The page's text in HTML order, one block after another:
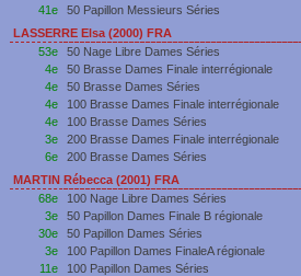
41e
50 Papillon Messieurs Séries
LASSERRE Elsa (2000) FRA
53e
50 Nage Libre Dames Séries
4e
50 Brasse Dames Finale interrégionale
4e
50 Brasse Dames Séries
4e
100 Brasse Dames Finale interrégionale
4e
100 Brasse Dames Séries
3e
200 Brasse Dames Finale interrégionale
6e
200 Brasse Dames Séries
MARTIN Rébecca (2001) FRA
68e
100 Nage Libre Dames Séries
3e
50 Papillon Dames Finale B régionale
30e
50 Papillon Dames Séries
3e
100 Papillon Dames FinaleA régionale
11e
100 Papillon Dames Séries